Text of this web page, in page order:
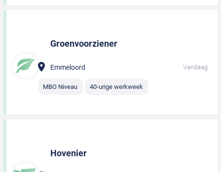
Groenvoorziener
Emmeloord Vandaag
MBO Niveau 40-urige werkweek
Hovenier